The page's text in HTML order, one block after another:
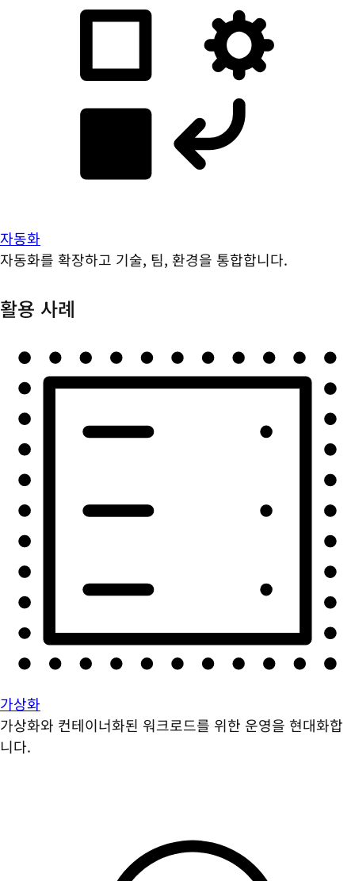
자동화
자동화를 확장하고 기술, 팀, 환경을 통합합니다.
활용 사례
가상화
가상화와 컨테이너화된 워크로드를 위한 운영을 현대화합
니다.